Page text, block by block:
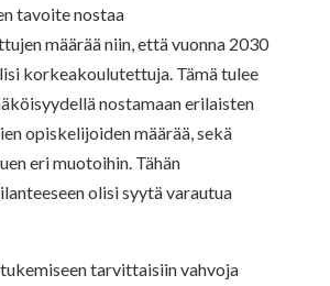
tavoite nostaa
määrää niin, että vuonna 2030
korkeakoulutettuja. Tämä tulee
nostamaan erilaisten
opiskelijoiden määrää, sekä
eri muotoihin. Tähän
olisi syytä varautua
tarvittaisiin vahvoja